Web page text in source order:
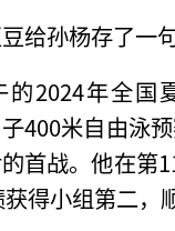
给孙杨存了一
的2024年全国
400米自由泳
首战。他在第
得小组第二，